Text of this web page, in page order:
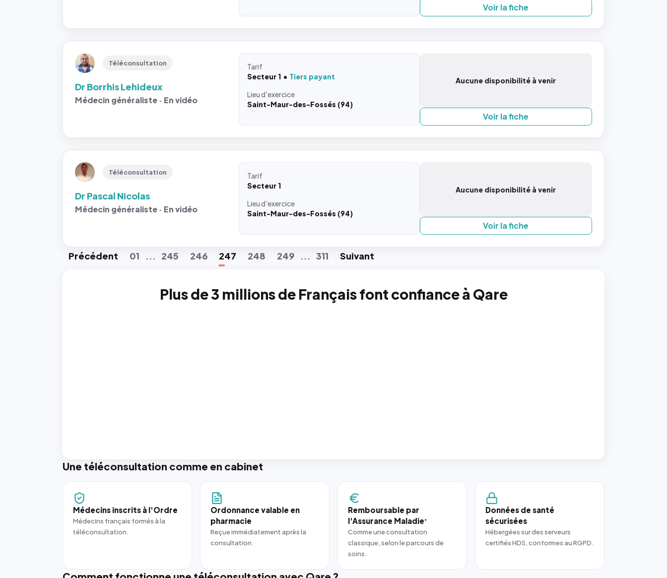
Voir la fiche
Téléconsultation
Dr Borrhis Lehideux
Médecin généraliste · En vidéo
Tarif
Secteur 1
Tiers payant
Lieud'exercice
Saint-Maur-des-Fossés (94)
Aucune disponibilité à venir
Voir la fiche
Téléconsultation
Dr Pascal Nicolas
Médecin généraliste · En vidéo
Tarif
Secteur 1
Lieud'exercice
Saint-Maur-des-Fossés (94)
Aucune disponibilité à venir
Voir la fiche
Précédent 01 ... 245 246 247 248 249 ... 311 Suivant
Plus de 3 millions de Français font confiance à Qare
Une téléconsultation comme en cabinet
Médecins inscrits à l'Ordre
Médecins français formés à la
téléconsultation.
Ordonnance valable en
pharmacie
Reçue immédiatement après la
consultation.
Remboursable par
l'Assurance Maladie*
Comme une consultation
classique, selon le parcours de
soins.
Données de santé
sécurisées
Hébergées sur des serveurs
certifiés HDS, conformes au RGPD.